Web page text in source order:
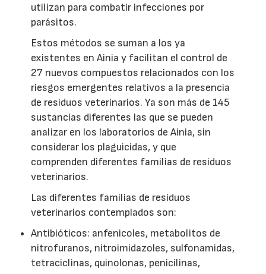
utilizan para combatir infecciones por
parásitos.
Estos métodos se suman a los ya
existentes en Ainia y facilitan el control de
27 nuevos compuestos relacionados con los
riesgos emergentes relativos a la presencia
de residuos veterinarios. Ya son más de 145
sustancias diferentes las que se pueden
analizar en los laboratorios de Ainia, sin
considerar los plaguicidas, y que
comprenden diferentes familias de residuos
veterinarios.
Las diferentes familias de residuos
veterinarios contemplados son:
Antibióticos: anfenicoles, metabolitos de
nitrofuranos, nitroimidazoles, sulfonamidas,
tetraciclinas, quinolonas, penicilinas,